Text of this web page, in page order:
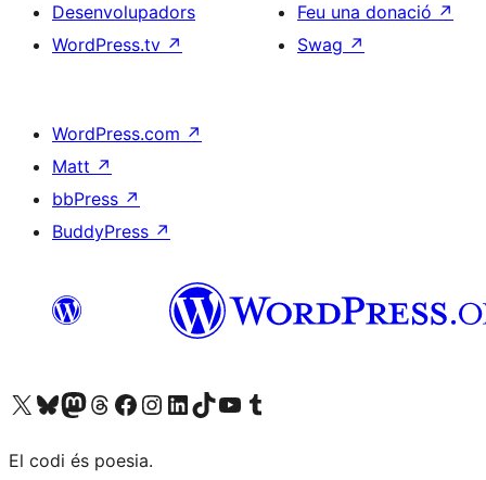
Desenvolupadors
WordPress.tv ↗
Feu una donació ↗
Swag ↗
WordPress.com ↗
Matt ↗
bbPress ↗
BuddyPress ↗
Visiteu el nostre compte X (abans Twitter)
Visiteu el nostre compte de Bluesky
Visiteu el nostre compte al Mastodon
Visiteu el nostre compte de Threads
Visiteu la nostra pàgina al Facebook
Visiteu el nostre compte d'Instagram
Visiteu el nostre compte de LinkedIn
Visiteu el nostre compte de TikTok
Visiteu el nostre canal al YouTube
Visiteu el nostre compte de Tumblr
El codi és poesia.